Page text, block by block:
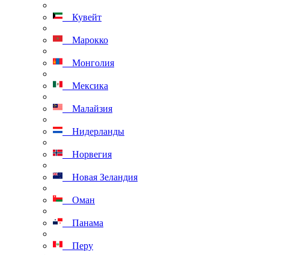
Кувейт
Марокко
Монголия
Мексика
Малайзия
Нидерланды
Норвегия
Новая Зеландия
Оман
Панама
Перу